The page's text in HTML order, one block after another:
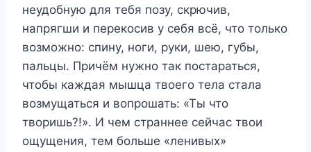
неудобную для тебя позу, скрючив,
напрягши и перекосив у себя всё, что только
возможно: спину, ноги, руки, шею, губы,
пальцы. Причём нужно так постараться,
чтобы каждая мышца твоего тела стала
возмущаться и вопрошать: «Ты что
творишь?!». И чем страннее сейчас твои
ощущения, тем больше «ленивых»